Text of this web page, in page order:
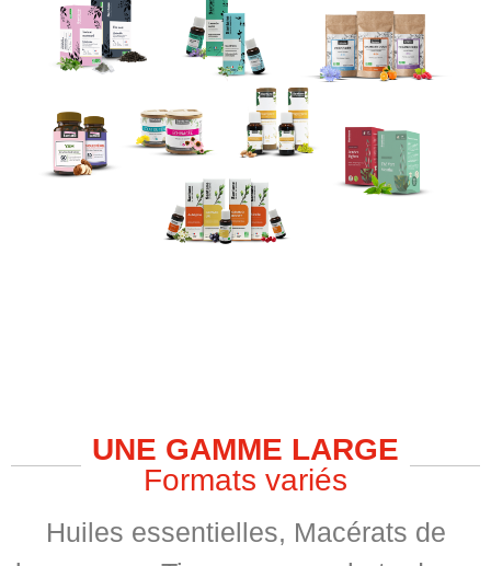
UNE GAMME LARGE
Formats variés
Huiles essentielles, Macérats de